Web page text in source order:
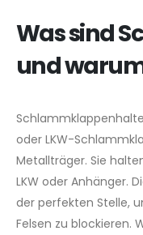
Was sind
und
oder LKW-
Metallträger. Sie
LKW oder Anhänger.
der perfekten Stelle,
Felsen zu blockieren.